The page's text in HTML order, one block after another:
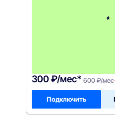
300 ₽/мес* 600 ₽/мес
Подключить